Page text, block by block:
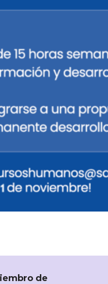
de